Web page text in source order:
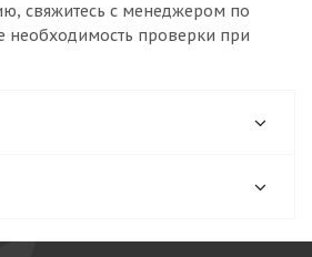
свяжитесь с менеджером по
необходимость проверки при